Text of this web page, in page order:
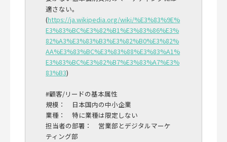
適さない。
(https://ja.wikipedia.org/wiki/%E3%83%9E%
E3%83%BC%E3%82%B1%E3%83%86%E3%
82%A3%E3%83%B3%E3%82%B0%E3%82%
AA%E3%83%BC%E3%83%88%E3%83%A1%
E3%83%BC%E3%82%B7%E3%83%A7%E3%
83%B3)
#顧客/リードの基本属性
規模： 日本国内の中小企業
業種： 特に業種は限定しない
担当者の部署： 営業部とデジタルマーケ
ティング部